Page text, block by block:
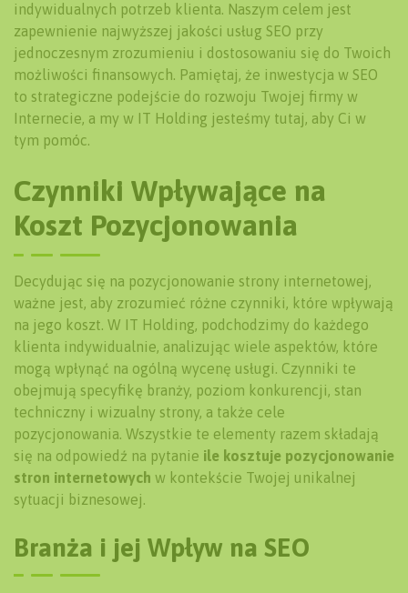
indywidualnych potrzeb klienta. Naszym celem jest
zapewnienie najwyższej jakości usług SEO przy
jednoczesnym zrozumieniu i dostosowaniu się do Twoich
możliwości finansowych. Pamiętaj, że inwestycja w SEO
to strategiczne podejście do rozwoju Twojej firmy w
Internecie, a my w IT Holding jesteśmy tutaj, aby Ci w
tym pomóc.
Czynniki Wpływające na
Koszt Pozycjonowania
Decydując się na pozycjonowanie strony internetowej,
ważne jest, aby zrozumieć różne czynniki, które wpływają
na jego koszt. W IT Holding, podchodzimy do każdego
klienta indywidualnie, analizując wiele aspektów, które
mogą wpłynąć na ogólną wycenę usługi. Czynniki te
obejmują specyfikę branży, poziom konkurencji, stan
techniczny i wizualny strony, a także cele
pozycjonowania. Wszystkie te elementy razem składają
się na odpowiedź na pytanie ile kosztuje pozycjonowanie
stron internetowych w kontekście Twojej unikalnej
sytuacji biznesowej.
Branża i jej Wpływ na SEO